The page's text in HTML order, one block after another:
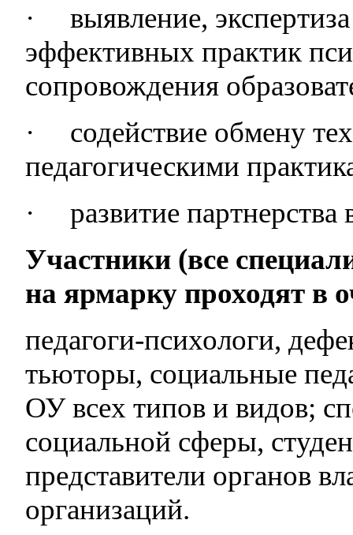
·выявление,
эффективных практик
сопровождения
· содействие обмену
педагогическими
·развитие
Участники (все
на ярмарку проходят в
педагоги-психологи,
тьюторы, социальные
ОУ всех типов и видов;
социальной сферы,
представители органов
организаций.